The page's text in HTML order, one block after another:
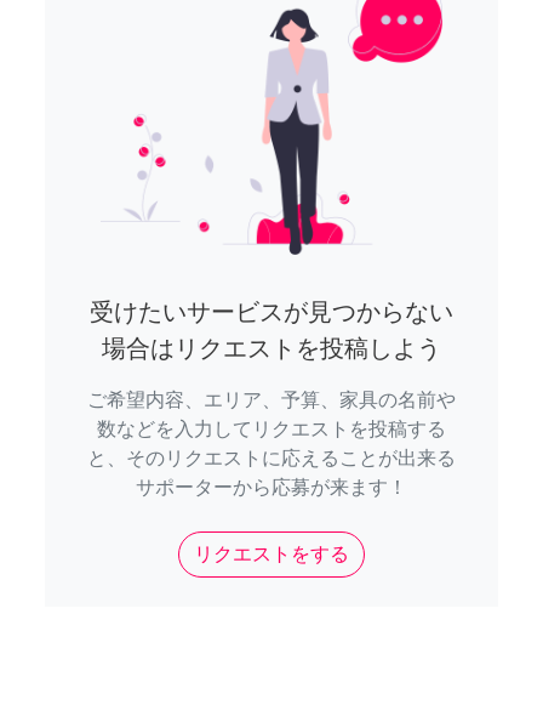
受けたいサービスが見つからない
場合はリクエストを投稿しよう
ご希望内容、エリア、予算、家具の名前や
数などを入力してリクエストを投稿する
と、そのリクエストに応えることが出来る
サポーターから応募が来ます！
リクエストをする